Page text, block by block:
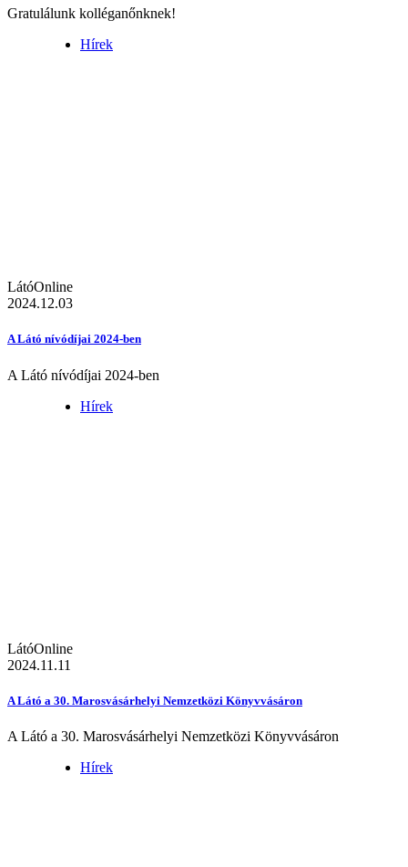
Gratulálunk kolléganőnknek!
Hírek
LátóOnline
2024.12.03
A Látó nívódíjai 2024-ben
A Látó nívódíjai 2024-ben
Hírek
LátóOnline
2024.11.11
A Látó a 30. Marosvásárhelyi Nemzetközi Könyvvásáron
A Látó a 30. Marosvásárhelyi Nemzetközi Könyvvásáron
Hírek